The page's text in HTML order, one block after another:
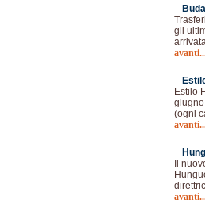
gli
Estilo
(ogni
Il